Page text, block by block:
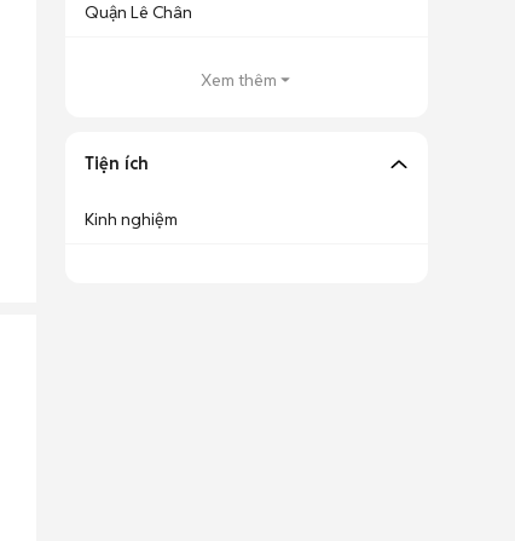
Quận Lê Chân
Xem thêm
Tiện ích
Kinh nghiệm